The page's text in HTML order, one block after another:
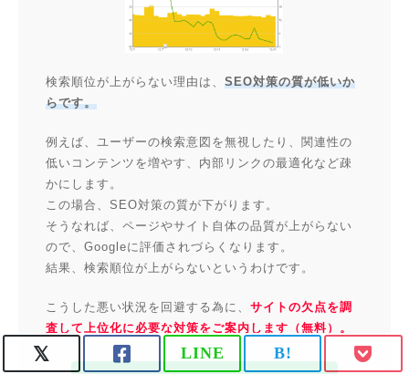
LINE B!
検索順位が上がらない理由は、 SEO対策の質が低いか
らです。
例えば、ユーザーの検索意図を無視したり、関連性の
低いコンテンツを増やす、内部リンクの最適化など疎
かにします。
この場合、SEO対策の質が下がります。
そうなれば、ページやサイト自体の品質が上がらない
ので、Googleに評価されづらくなります。
結果、検索順位が上がらないというわけです。
こうした悪い状況を回避する為に、 サイトの欠点を調
査して上位化に必要な対策をご案内します（無料）。